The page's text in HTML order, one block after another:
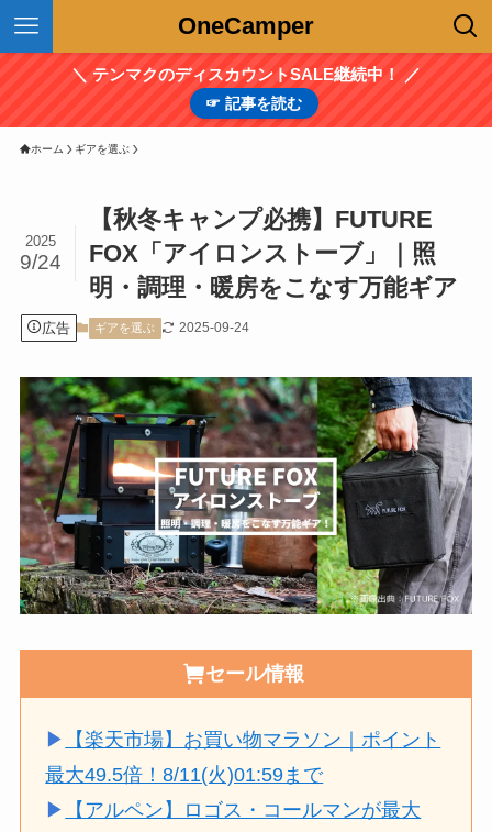
OneCamper
＼ テンマクのディスカウントSALE継続中！ ／
☞ 記事を読む
ホーム ギアを選ぶ
【秋冬キャンプ必携】FUTURE
FOX「アイロンストーブ」｜照
明・調理・暖房をこなす万能ギア
2025
9/24
広告 ギアを選ぶ 2025-09-24
セール情報
▶
【楽天市場】お買い物マラソン｜ポイント
最大49.5倍！8/11(火)01:59まで
▶
【アルペン】ロゴス・コールマンが最大